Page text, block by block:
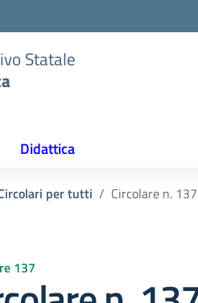
Statale
Didattica
per tutti Circolare n.
137